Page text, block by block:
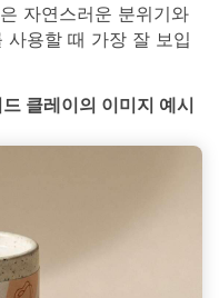
자연스러운 분위기와
사용할 때 가장 잘 보입
클레이의 이미지 예시